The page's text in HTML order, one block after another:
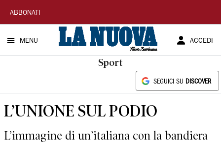
La
Nuova
Sardegna
ABBONATI
MENU ACCEDI
Sport
SEGUICI SU DISCOVER
L’UNIONE SUL PODIO
L’immagine di un’italiana con la bandiera